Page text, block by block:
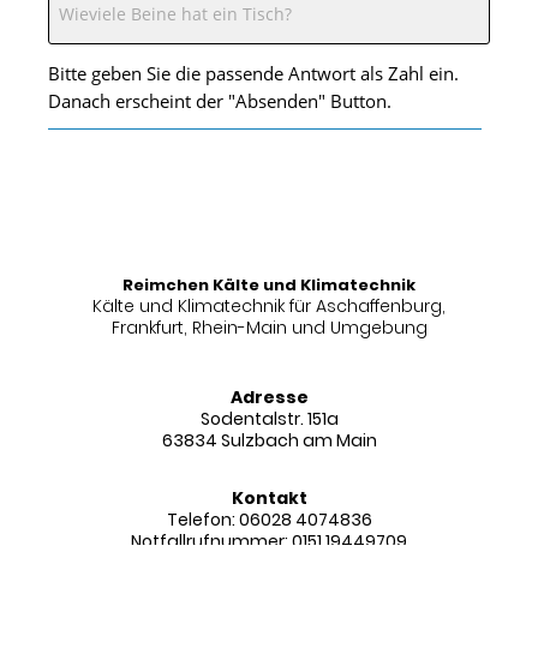
Bitte geben Sie die passende Antwort als Zahl ein.
Danach erscheint der "Absenden" Button.
Reimchen Kälte und Klimatechnik
Kälte und Klimatechnik für Aschaffenburg,
Frankfurt, Rhein-Main und Umgebung
Adresse
Sodentalstr. 151a
63834 Sulzbach am Main
Kontakt
Telefon: 06028 4074836
Notfallrufnummer: 0151 19449709